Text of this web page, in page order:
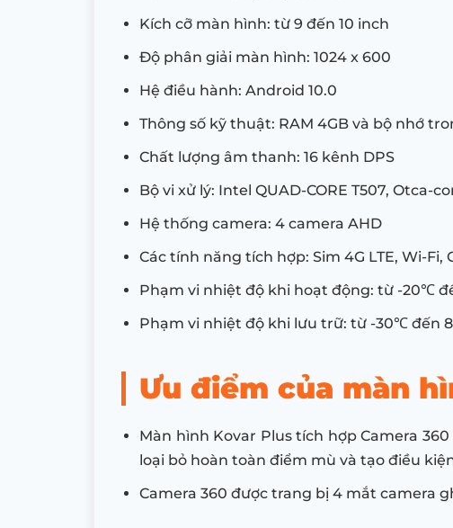
Kích cỡ màn hình: từ 9 đến 10 inch
Độ phân giải màn hình: 1024 x 600
Hệ điều hành: Android 10.0
Thông số kỹ thuật: RAM 4GB và bộ nhớ
Chất lượng âm thanh: 16 kênh DPS
Bộ vi xử lý: Intel QUAD-CORE T507, Otca-
Hệ thống camera: 4 camera AHD
Các tính năng tích hợp: Sim 4G LTE, Wi-Fi,
Phạm vi nhiệt độ khi hoạt động: từ -20℃
Phạm vi nhiệt độ khi lưu trữ: từ -30℃ đến
Ưu điểm của màn
Màn hình Kovar Plus tích hợp Camera
loại bỏ hoàn toàn điểm mù và tạo điều
Camera 360 được trang bị 4 mắt camera